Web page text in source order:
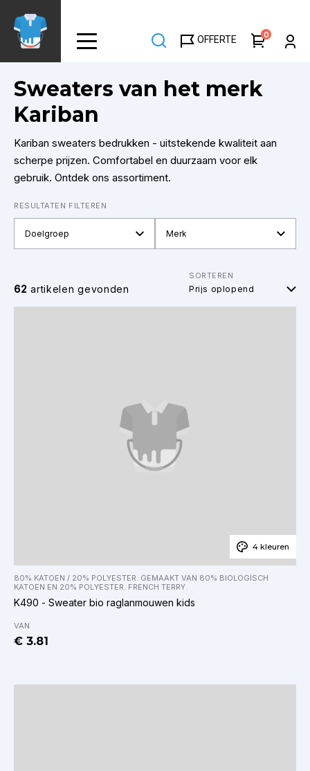
naar
gaan
OFFERTE 0
Sweaters van het merk
Kariban
Kariban sweaters bedrukken - uitstekende kwaliteit aan
scherpe prijzen. Comfortabel en duurzaam voor elk
gebruik. Ontdek ons assortiment.
RESULTATEN FILTEREN
Doelgroep Merk
62 artikelen gevonden
SORTEREN
4 kleuren
80% KATOEN / 20% POLYESTER. GEMAAKT VAN 80% BIOLOGISCH
KATOEN EN 20% POLYESTER. FRENCH TERRY.
K490 - Sweater bio raglanmouwen kids
VAN
€ 3.81